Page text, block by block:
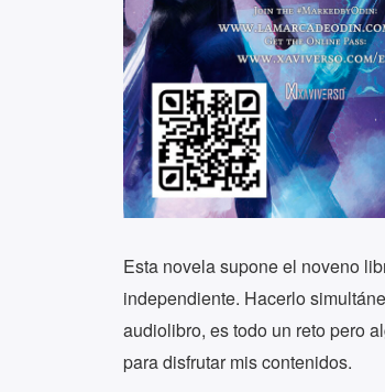
Esta novela supone el noveno
independiente. Hacerlo
audiolibro, es todo un reto pero
para disfrutar mis contenidos.